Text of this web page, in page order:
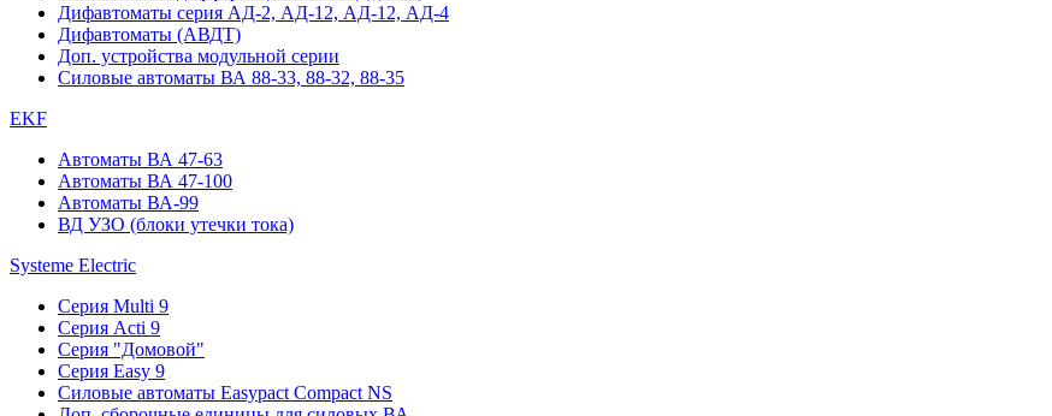
Дифавтоматы серия АД-2, АД-12, АД-12, АД-4
Дифавтоматы (АВДТ)
Доп. устройства модульной серии
Силовые автоматы ВА 88-33, 88-32, 88-35
EKF
Автоматы ВА 47-63
Автоматы ВА 47-100
Автоматы ВА-99
ВД УЗО (блоки утечки тока)
Systeme Electric
Серия Multi 9
Серия Acti 9
Серия "Домовой"
Серия Easy 9
Силовые автоматы Easypact Compact NS